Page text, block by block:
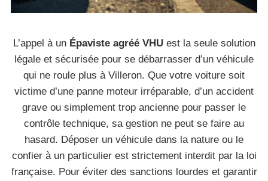
L’appel à un Épaviste agréé VHUest la seule solution
légale et sécurisée pour se débarrasser d’un véhicule
qui ne roule plus à Villeron. Que votre voiture soit
victime d’une panne moteur irréparable, d’un accident
grave ou simplement trop ancienne pour passer le
contrôle technique, sa gestion ne peut se faire au
hasard. Déposer un véhicule dans la nature ou le
confier à un particulier est strictement interdit par la loi
française. Pour éviter des sanctions lourdes et garantir